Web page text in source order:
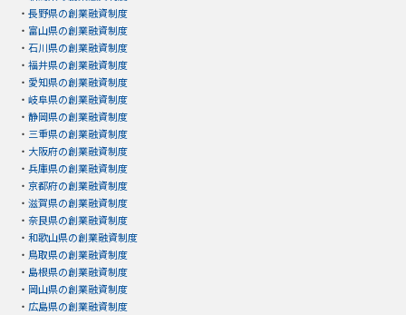
・ 長野県の創業融資制度
・ 富山県の創業融資制度
・ 石川県の創業融資制度
・ 福井県の創業融資制度
・ 愛知県の創業融資制度
・ 岐阜県の創業融資制度
・ 静岡県の創業融資制度
・ 三重県の創業融資制度
・ 大阪府の創業融資制度
・ 兵庫県の創業融資制度
・ 京都府の創業融資制度
・ 滋賀県の創業融資制度
・ 奈良県の創業融資制度
・ 和歌山県の創業融資制度
・ 鳥取県の創業融資制度
・ 島根県の創業融資制度
・ 岡山県の創業融資制度
・ 広島県の創業融資制度